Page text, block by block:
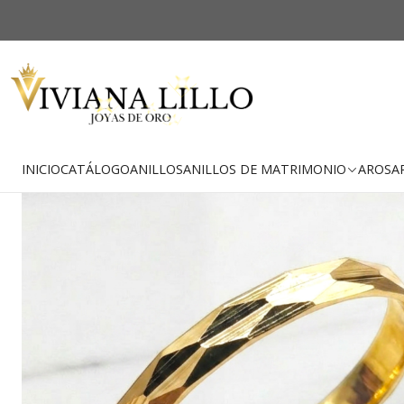
INICIOCATÁLOGOANILLOSANILLOS DE MATRIMONIO AROS
-25% OFF
Envío Gratis